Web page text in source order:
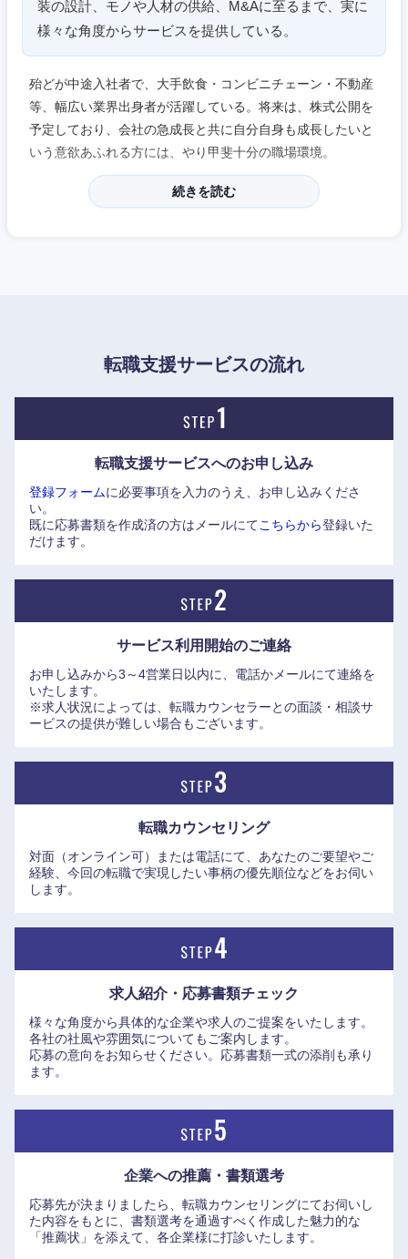
装の設計、モノや人材の供給、M&Aに至るまで、実に
様々な角度からサービスを提供している。
殆どが中途入社者で、大手飲食・コンビニチェーン・不動産
等、幅広い業界出身者が活躍している。将来は、株式公開を
予定しており、会社の急成長と共に自分自身も成長したいと
いう意欲あふれる方には、やり甲斐十分の職場環境。
続きを読む
転職支援サービスの流れ
転職支援サービスへのお申し込み
登録フォームに必要事項を入力のうえ、お申し込みくださ
い。
既に応募書類を作成済の方はメールにてこちらから登録いた
だけます。
サービス利用開始のご連絡
お申し込みから3～4営業日以内に、電話かメールにて連絡を
いたします。
※求人状況によっては、転職カウンセラーとの面談・相談サ
ービスの提供が難しい場合もございます。
転職カウンセリング
対面（オンライン可）または電話にて、あなたのご要望やご
経験、今回の転職で実現したい事柄の優先順位などをお伺い
します。
求人紹介・応募書類チェック
様々な角度から具体的な企業や求人のご提案をいたします。
各社の社風や雰囲気についてもご案内します。
応募の意向をお知らせください。応募書類一式の添削も承り
ます。
企業への推薦・書類選考
応募先が決まりましたら、転職カウンセリングにてお伺いし
た内容をもとに、書類選考を通過すべく作成した魅力的な
「推薦状」を添えて、各企業様に打診いたします。
愛知県 三重県
奈良県 和歌山県